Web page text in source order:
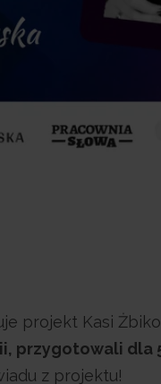
projekt Kasi
przygotowali
z projektu!